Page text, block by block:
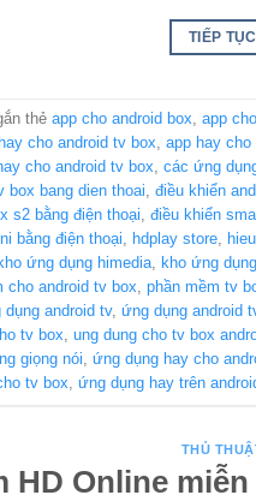
TIẾP
thẻ app cho android box, app
cho android tv box, app hay cho
cho android tv box, các ứng
box bang dien thoai, điều khiển
s2 bằng điện thoại, điều khiển
bằng điện thoại, hdplay store,
kho ứng dụng himedia, kho ứng
cho android tv box, phần mềm tv
dụng android tv, ứng dụng android
tv box, ung dung cho tv box
giọng nói, ứng dụng hay cho
tv box, ứng dụng hay trên
THỦ
HD Online